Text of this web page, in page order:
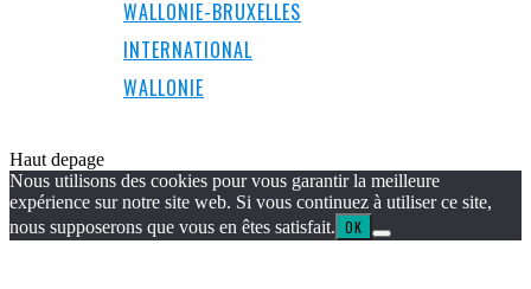
WALLONIE-BRUXELLES
INTERNATIONAL
WALLONIE
Haut depage
Nous utilisons des cookies pour vous garantir la meilleure
expérience sur notre site web. Si vous continuez à utiliser ce site,
nous supposerons que vous en êtes satisfait. OK